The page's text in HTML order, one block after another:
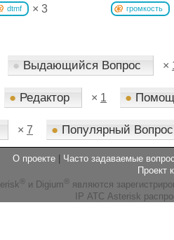
dtmf × 3 громкость
● Выдающийся Вопрос ×
● Редактор × 1 ●
× 7 ● Популярный
О проекте
Часто задаваемые
Проект
® и Digium ® являются
IP АТС Asterisk